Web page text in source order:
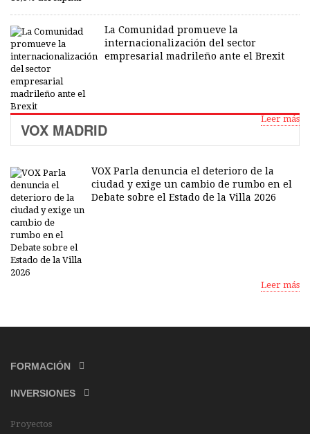
La Comunidad promueve la
internacionalización del sector
empresarial madrileño ante el Brexit
Leer más
VOX MADRID
VOX Parla denuncia el deterioro de la
ciudad y exige un cambio de rumbo en el
Debate sobre el Estado de la Villa 2026
Leer más
FORMACIÓN
INVERSIONES
Proyectos